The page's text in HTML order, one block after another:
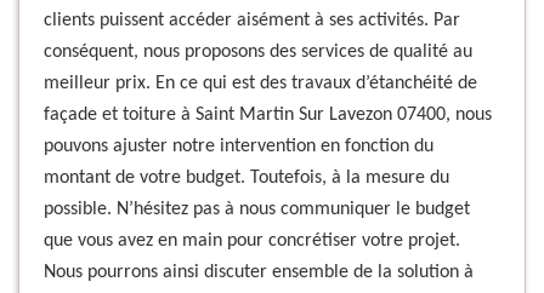
clients puissent accéder aisément à ses activités. Par
conséquent, nous proposons des services de qualité au
meilleur prix. En ce qui est des travaux d’étanchéité de
façade et toiture à Saint Martin Sur Lavezon 07400, nous
pouvons ajuster notre intervention en fonction du
montant de votre budget. Toutefois, à la mesure du
possible. N’hésitez pas à nous communiquer le budget
que vous avez en main pour concrétiser votre projet.
Nous pourrons ainsi discuter ensemble de la solution à